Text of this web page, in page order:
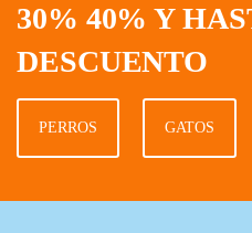
30% 40% Y
DESCUENTO
PERROS GATOS